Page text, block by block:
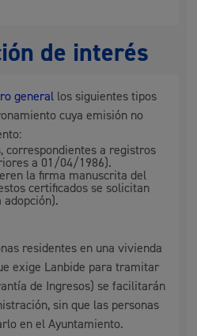
de interés
general los siguientes tipos
cuya emisión no
correspondientes a registros
a 01/04/1986).
la firma manuscrita del
certificados se solicitan
residentes en una vivienda
exige Lanbide para tramitar
de Ingresos) se facilitarán
sin que las personas
en el Ayuntamiento.